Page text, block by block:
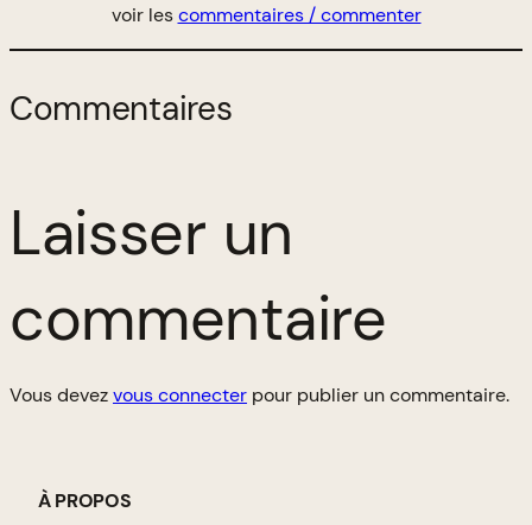
voir lescommentaires / commenter
Commentaires
Laisser un
commentaire
Vous devezvous connecter pour publier un commentaire.
À PROPOS